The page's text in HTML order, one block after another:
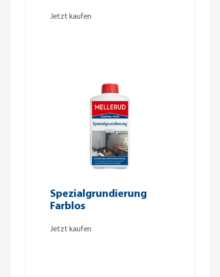
Jetzt kaufen
Spezialgrundierung
Farblos
Jetzt kaufen